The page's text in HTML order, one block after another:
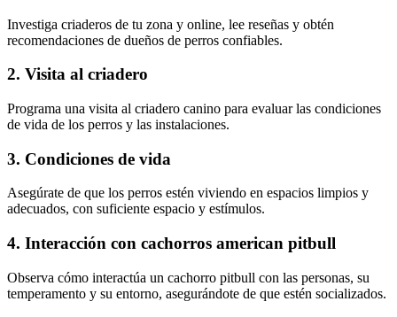
Investiga criaderos de tu zona y online, lee reseñas y obtén
recomendaciones de dueños de perros confiables.
2. Visita al criadero
Programa una visita al criadero canino para evaluar las condiciones
de vida de los perros y las instalaciones.
3. Condiciones de vida
Asegúrate de que los perros estén viviendo en espacios limpios y
adecuados, con suficiente espacio y estímulos.
4. Interacción con cachorros american pitbull
Observa cómo interactúa un cachorro pitbull con las personas, su
temperamento y su entorno, asegurándote de que estén socializados.